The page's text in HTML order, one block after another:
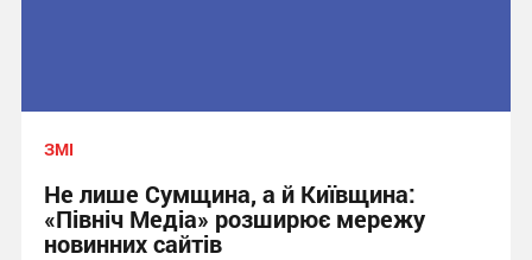
ЗМІ
Не лише Сумщина, а й Київщина:
«Північ Медіа» розширює мережу
новинних сайтів